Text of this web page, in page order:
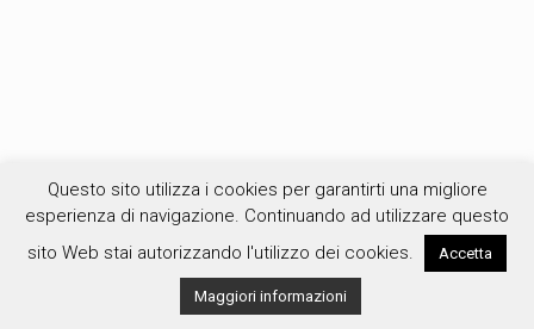
Questo sito utilizza i cookies per garantirti una migliore
esperienza di navigazione. Continuando ad utilizzare questo
sito Web stai autorizzando l'utilizzo dei cookies.
Accetta
Maggiori informazioni